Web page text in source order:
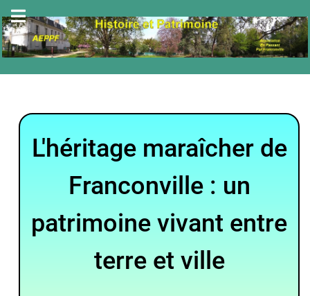
L'héritage maraîcher de
Franconville : un
patrimoine vivant entre
terre et ville